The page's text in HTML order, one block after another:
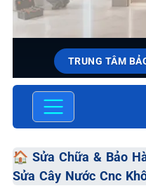
TRUNG TÂM
SỬA CHỮA &
Chất Lượng Tối Ưu - Giá
📞
🏠 Sửa Chữa & Bảo
Sửa Cây Nước Cnc